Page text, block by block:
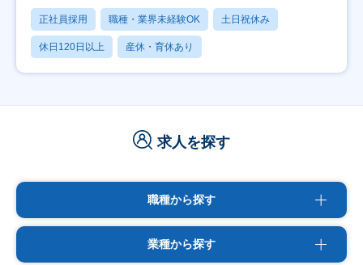
正社員採用 職種・業界未経験OK 土日祝休み
休日120日以上 産休・育休あり
求人を探す
職種から探す
業種から探す